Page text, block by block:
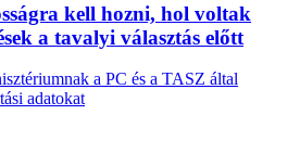
kell hozni, hol voltak
a tavalyi választás előtt
a PC és a TASZ által
adatokat